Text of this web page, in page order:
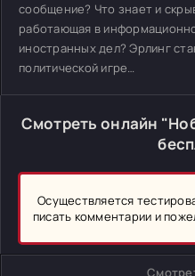
сообщение? Что знает и
работающая в
иностранных дел? Эрлинг
политической игре…
Смотреть онлайн
Осуществляется
писать комментарии и